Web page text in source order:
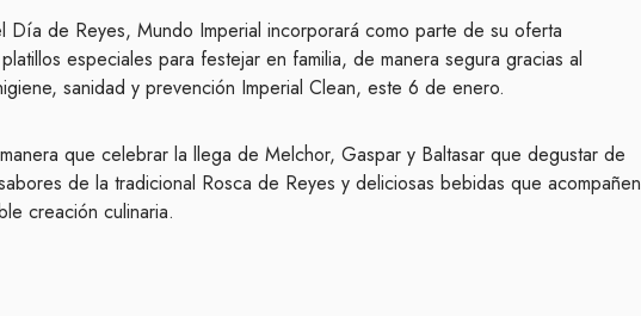
Día de Reyes, Mundo Imperial incorporará como parte de su oferta
especiales para festejar en familia, de manera segura gracias al
sanidad y prevención Imperial Clean, este 6 de enero.
que celebrar la llega de Melchor, Gaspar y Baltasar que degustar de
de la tradicional Rosca de Reyes y deliciosas bebidas que acompañen
creación culinaria.